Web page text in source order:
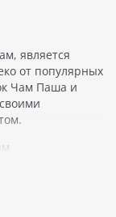
является
от популярных
Чам Паша и
и
оформлены